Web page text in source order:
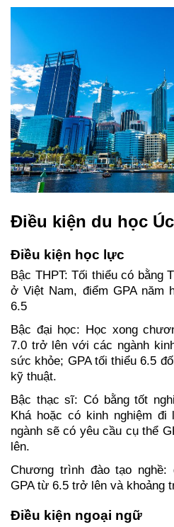
Điều kiện du học Úc
Điều kiện học lực
Bậc THPT: Tối thiểu có bằng
ở Việt Nam, điểm GPA năm
6.5
Bậc đại học: Học xong
7.0 trở lên với các ngành
sức khỏe; GPA tối thiểu 6.5
kỹ thuật.
Bậc thạc sĩ: Có bằng tốt
Khá hoặc có kinh nghiệm
ngành sẽ có yêu cầu cụ thể
lên.
Chương trình đào tạo
GPA từ 6.5 trở lên và khoảng
Điều kiện ngoại ngữ